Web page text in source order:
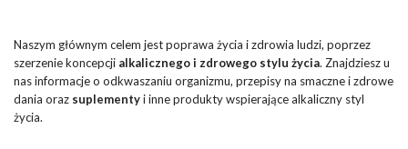
Naszym głównym celem jest poprawa życia i zdrowia ludzi, poprzez
szerzenie koncepcji alkalicznego i zdrowego stylu życia. Znajdziesz u
nas informacje o odkwaszaniu organizmu, przepisy na smaczne i zdrowe
dania oraz suplementyi inne produkty wspierające alkaliczny styl
życia.